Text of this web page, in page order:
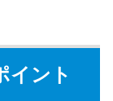
イント